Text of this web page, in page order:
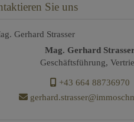
Sie uns
Mag. Gerhard
Geschäftsführung,
+43 664 88736970